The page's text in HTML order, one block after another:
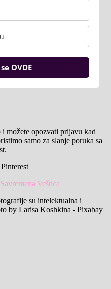
OVDE
i možete opozvati prijavu kad
samo za slanje poruka sa
Pinterest
Veštica
su intelektualna i
by Larisa Koshkina - Pixabay